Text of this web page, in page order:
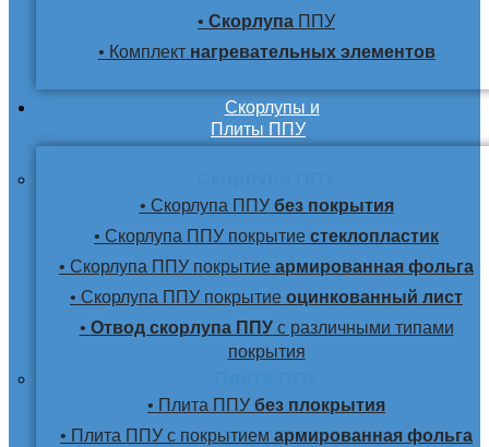
• Скорлупа ППУ
• Комплектнагревательных элементов
Скорлупы и
Плиты ППУ
• Скорлупа ППУбез покрытия
• Скорлупа ППУ покрытие стеклопластик
• Скорлупа ППУ покрытие армированная фольга
• Скорлупа ППУ покрытие оцинкованный лист
• Отвод скорлупа ППУс различными типами
покрытия
• Плита ППУ без плокрытия
• Плита ППУ с покрытием армированная фольга